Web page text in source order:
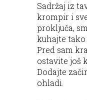
Sadržaj iz
krompir i
proključa,
kuhajte tako
Pred sam
ostavite još
Dodajte
ohladi.